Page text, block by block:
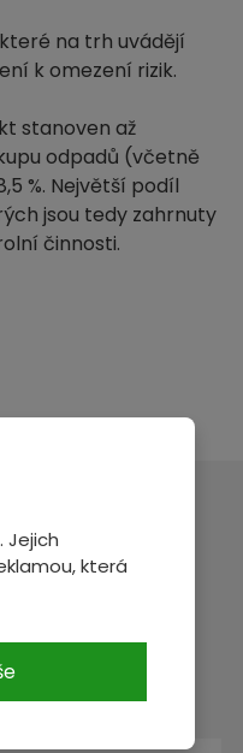
na trh uvádějí
k omezení rizik.
stanoven až
odpadů (včetně
%. Největší podíl
jsou tedy zahrnuty
činnosti.
Jejich
která